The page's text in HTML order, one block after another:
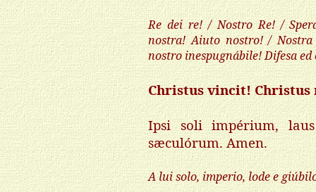
Re dei re! / Nostro Re! /
nostra! Aiuto nostro! /
nostro inespugnábile! Difesa
Christus vincit!
Ipsi soli impérium,
sæculórum. Amen.
A lui solo, imperio, lode e